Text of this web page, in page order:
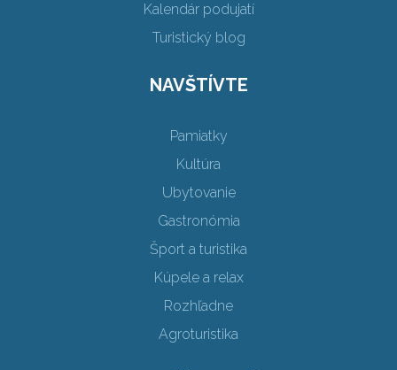
Kalendár podujatí
Turistický blog
NAVŠTÍVTE
Pamiatky
Kultúra
Ubytovanie
Gastronómia
Šport a turistika
Kúpele a relax
Rozhľadne
Agroturistika